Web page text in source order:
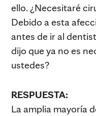
ello. ¿Necesitaré
Debido a esta
antes de ir al
dijo que ya no es
ustedes?
RESPUESTA:
La amplia mayoría